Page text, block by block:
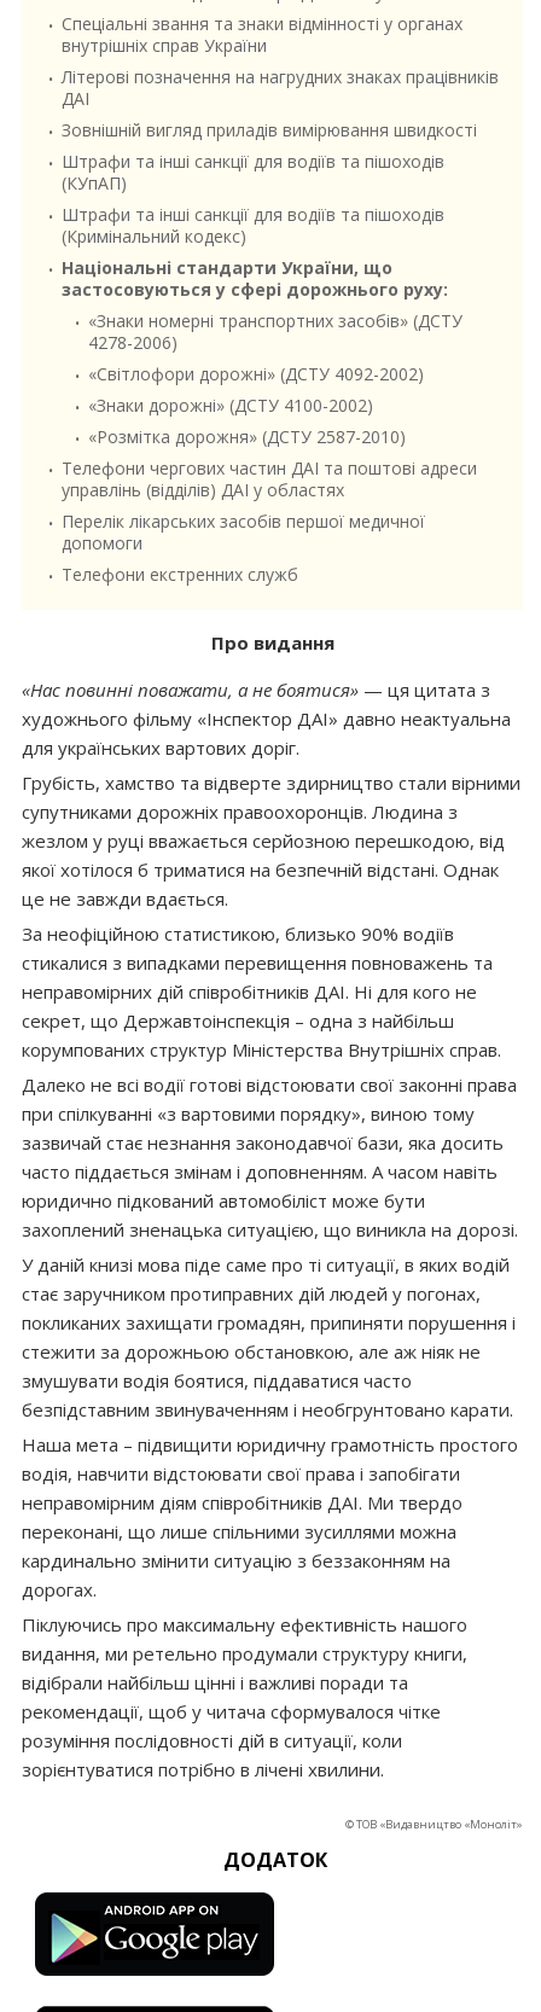
Спеціальні звання та знаки відмінності у органах
внутрішніх справ України
Літерові позначення на нагрудних знаках працівників
ДАІ
Зовнішній вигляд приладів вимірювання швидкості
Штрафи та інші санкції для водіїв та пішоходів
(КУпАП)
Штрафи та інші санкції для водіїв та пішоходів
(Кримінальний кодекс)
Національні стандарти України, що
застосовуються у сфері дорожнього руху:
«Знаки номерні транспортних засобів» (ДСТУ
4278-2006)
«Світлофори дорожні» (ДСТУ 4092-2002)
«Знаки дорожні» (ДСТУ 4100-2002)
«Розмітка дорожня» (ДСТУ 2587-2010)
Телефони чергових частин ДАІ та поштові адреси
управлінь (відділів) ДАІ у областях
Перелік лікарських засобів першої медичної
допомоги
Телефони екстренних служб
Про видання
«Нас повинні поважати, а не боятися» — ця цитата з
художнього фільму «Інспектор ДАІ» давно неактуальна
для українських вартових доріг.
Грубість, хамство та відверте здирництво стали вірними
супутниками дорожніх правоохоронців. Людина з
жезлом у руці вважається серйозною перешкодою, від
якої хотілося б триматися на безпечній відстані. Однак
це не завжди вдається.
За неофіційною статистикою, близько 90% водіїв
стикалися з випадками перевищення повноважень та
неправомірних дій співробітників ДАІ. Ні для кого не
секрет, що Державтоінспекція – одна з найбільш
корумпованих структур Міністерства Внутрішніх справ.
Далеко не всі водії готові відстоювати свої законні права
при спілкуванні «з вартовими порядку», виною тому
зазвичай стає незнання законодавчої бази, яка досить
часто піддається змінам і доповненням. А часом навіть
юридично підкований автомобіліст може бути
захоплений зненацька ситуацією, що виникла на дорозі.
У даній книзі мова піде саме про ті ситуації, в яких водій
стає заручником протиправних дій людей у погонах,
покликаних захищати громадян, припиняти порушення і
стежити за дорожньою обстановкою, але аж ніяк не
змушувати водія боятися, піддаватися часто
безпідставним звинуваченням і необгрунтовано карати.
Наша мета – підвищити юридичну грамотність простого
водія, навчити відстоювати свої права і запобігати
неправомірним діям співробітників ДАІ. Ми твердо
переконані, що лише спільними зусиллями можна
кардинально змінити ситуацію з беззаконням на
дорогах.
Піклуючись про максимальну ефективність нашого
видання, ми ретельно продумали структуру книги,
відібрали найбільш цінні і важливі поради та
рекомендації, щоб у читача сформувалося чітке
розуміння послідовності дій в ситуації, коли
зорієнтуватися потрібно в лічені хвилини.
© ТОВ «Видавництво «Моноліт»
ДОДАТОК